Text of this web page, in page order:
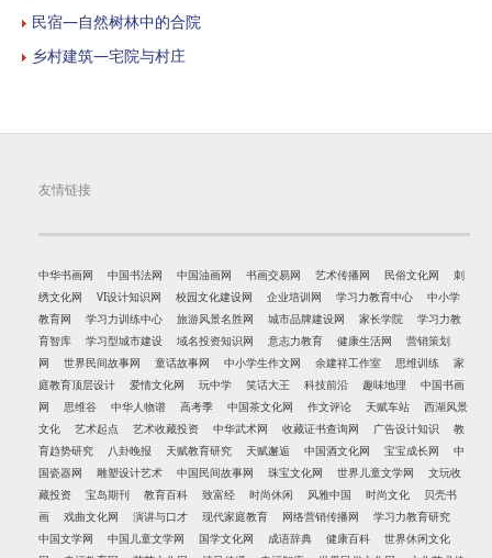
民宿—自然树林中的合院
乡村建筑—宅院与村庄
友情链接
中华书画网 中国书法网 中国油画网 书画交易网 艺术传播网 民俗文化网
刺
绣文化网
VI设计知识网 校园文化建设网 企业培训网 学习力教育中心
中小学
教育网
学习力训练中心 旅游风景名胜网 城市品牌建设网 家长学院
学习力教
育智库
学习型城市建设 域名投资知识网 意志力教育 健康生活网
营销策划
网
世界民间故事网 童话故事网 中小学生作文网 余建祥工作室 思维训练
家
庭教育顶层设计
爱情文化网 玩中学 笑话大王 科技前沿 趣味地理
中国书画
网
思维谷 中华人物谱 高考季 中国茶文化网 作文评论 天赋车站
西湖风景
文化
艺术起点 艺术收藏投资 中华武术网 收藏证书查询网 广告设计知识
教
育趋势研究
八卦晚报 天赋教育研究 天赋邂逅 中国酒文化网 宝宝成长网
中
国瓷器网
雕塑设计艺术 中国民间故事网 珠宝文化网 世界儿童文学网
文玩收
藏投资
宝岛期刊 教育百科 致富经 时尚休闲 风雅中国 时尚文化
贝壳书
画
戏曲文化网 演讲与口才 现代家庭教育 网络营销传播网
学习力教育研究
中国文学网
中国儿童文学网 国学文化网 成语辞典 健康百科
世界休闲文化